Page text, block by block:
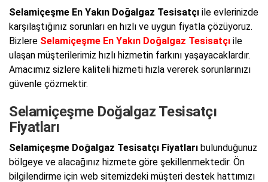
Selamiçeşme En Yakın Doğalgaz Tesisatçı ile evlerinizde
karşılaştığınız sorunları en hızlı ve uygun fiyatla çözüyoruz.
Bizlere Selamiçeşme En Yakın Doğalgaz Tesisatçı ile
ulaşan müşterilerimiz hızlı hizmetin farkını yaşayacaklardır.
Amacımız sizlere kaliteli hizmeti hızla vererek sorunlarınızı
güvenle çözmektir.
Selamiçeşme Doğalgaz Tesisatçı
Fiyatları
Selamiçeşme Doğalgaz Tesisatçı Fiyatları bulunduğunuz
bölgeye ve alacağınız hizmete göre şekillenmektedir. Ön
bilgilendirme için web sitemizdeki müşteri destek hattımızı